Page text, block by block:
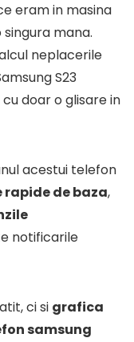
eram in masina
mana.
neplacerile
S23
doar o glisare in
acestui telefon
de baza,
notificarile
ci si grafica
samsung